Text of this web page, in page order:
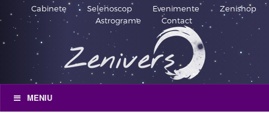
Cabinete Selenoscop Evenimente
Zenishop
Astrograme
Contact
MENIU